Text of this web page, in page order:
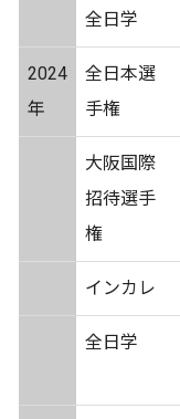
全日学
2024
年
全日本選
手権
大阪国際
招待選手
権
インカレ
全日学